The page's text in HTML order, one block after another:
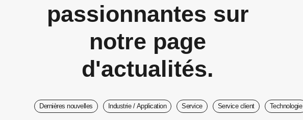
passionnantes sur
notre page
d'actualités.
Dernières nouvelles Industrie / Application Service Service client Technologie